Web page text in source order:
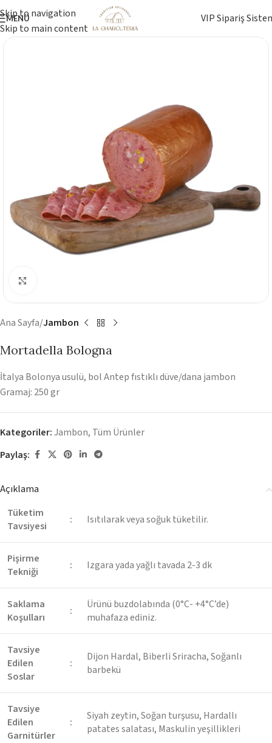
Skip to navigation
Skip to main content
MENÜ VIP Sipariş
Ana Sayfa Jambon
Mortadella Bologna
İtalya Bolonya usulü, bol Antep fıstıklı düve/dana jambon
Gramaj: 250 gr
Kategoriler:Jambon, Tüm Ürünler
Paylaş:
Açıklama
Tüketim
Tavsiyesi
: Isıtılarak veya soğuk tüketilir.
Pişirme
Tekniği
: Izgara yada yağlı tavada 2-3 dk
Saklama
Koşulları
:
Ürünü buzdolabında (0°C- +4°C’de)
muhafaza ediniz.
Tavsiye
Edilen
Soslar
:
Dijon Hardal, Biberli Sriracha, Soğanlı
barbekü
Tavsiye
Edilen
Garnitürler
:
Siyah zeytin, Soğan turşusu, Hardallı
patates salatası, Maskulin yeşillikleri